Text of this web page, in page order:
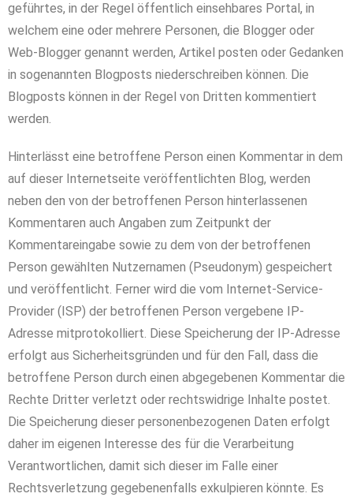
geführtes, in der Regel öffentlich einsehbares Portal, in
welchem eine oder mehrere Personen, die Blogger oder
Web-Blogger genannt werden, Artikel posten oder Gedanken
in sogenannten Blogposts niederschreiben können. Die
Blogposts können in der Regel von Dritten kommentiert
werden.
Hinterlässt eine betroffene Person einen Kommentar in dem
auf dieser Internetseite veröffentlichten Blog, werden
neben den von der betroffenen Person hinterlassenen
Kommentaren auch Angaben zum Zeitpunkt der
Kommentareingabe sowie zu dem von der betroffenen
Person gewählten Nutzernamen (Pseudonym) gespeichert
und veröffentlicht. Ferner wird die vom Internet-Service-
Provider (ISP) der betroffenen Person vergebene IP-
Adresse mitprotokolliert. Diese Speicherung der IP-Adresse
erfolgt aus Sicherheitsgründen und für den Fall, dass die
betroffene Person durch einen abgegebenen Kommentar die
Rechte Dritter verletzt oder rechtswidrige Inhalte postet.
Die Speicherung dieser personenbezogenen Daten erfolgt
daher im eigenen Interesse des für die Verarbeitung
Verantwortlichen, damit sich dieser im Falle einer
Rechtsverletzung gegebenenfalls exkulpieren könnte. Es